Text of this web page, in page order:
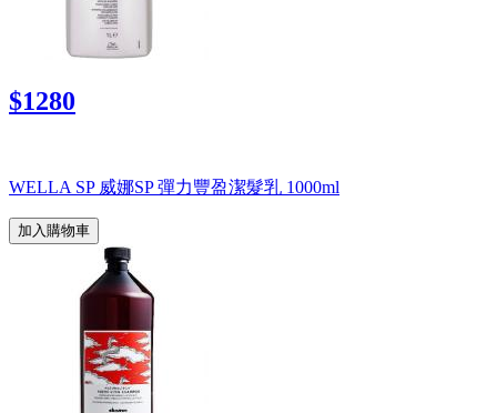
$1280
WELLA SP 威娜SP 彈力豐盈潔髮乳 1000ml
加入購物車